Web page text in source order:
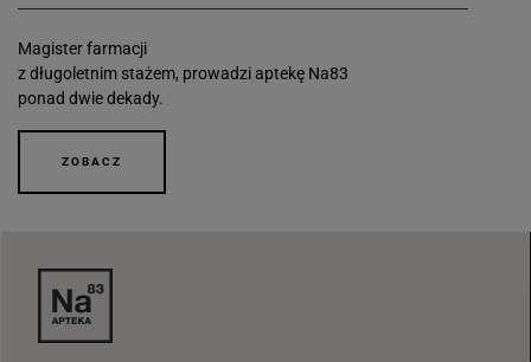
Magister farmacji
z długoletnim stażem, prowadzi aptekę Na83
ponad dwie dekady.
ZOBACZ